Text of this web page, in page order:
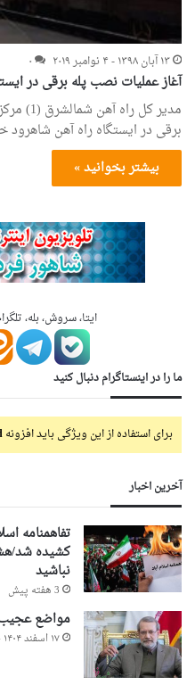
۱۳ آبان ۱۳۹۸ - ۴ نوامبر ۲۰۱۹
۰
آغاز عملیات نصب پله برقی در
مدیر کل
برقی در ایستگاه راه آهن شاهرود
بیشتر بخوانید »
ایتا، سروش، بله،
ما را در اینستاگرام دنبال کنید
برای استفاده از این ویژگی باید افزونه
آخرین اخبار
تفاهمنامه
کشیده شد/
نباشید
3 هفته پیش
مواضع عجیب
۱۷ اسفند ۱۴۰۴ - ۸ مارس ۲۰۲۶